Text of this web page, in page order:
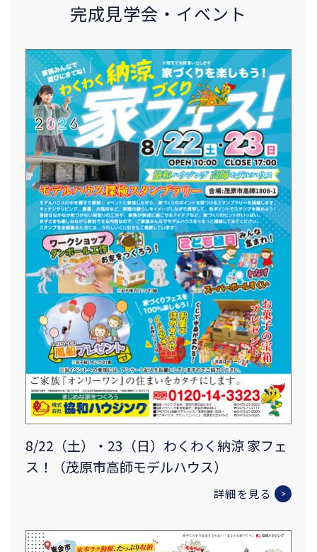
完成見学会・イベント
8/22（土）・23（日）わくわく納涼 家フェ
ス！（茂原市高師モデルハウス）
詳細を見る